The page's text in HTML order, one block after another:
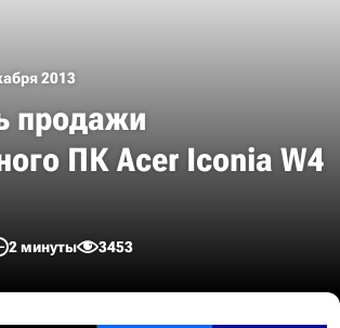
2013
продажи
ПК Acer Iconia W4
2 минуты 3453